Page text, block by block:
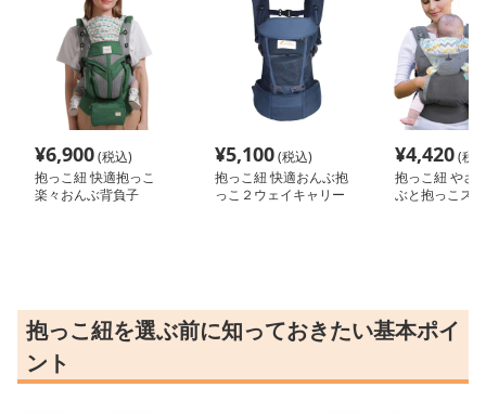
¥6,900(税込)
抱っこ紐 快適抱っこ
楽々おんぶ背負子
¥5,100(税込)
抱っこ紐 快適おんぶ抱
っこ２ウェイキャリー
¥4,420(税
抱っこ紐 やさ
ぶと抱っこス
抱っこ紐を選ぶ前に知っておきたい基本ポイ
ント